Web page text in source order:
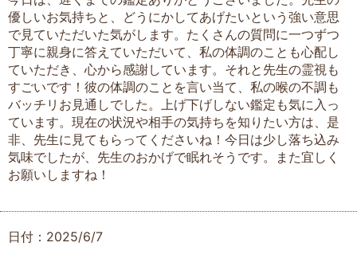
優しいお気持ちと、どうにかしてあげたいという強い意思
で見ていただいた気がします。たくさんの質問に一つずつ
丁寧に親身に答えていただいて、私の体調のことも心配し
ていただき、心から感謝しています。それと先生の霊視も
すごいです！彼の体調のことを言い当て、私の喉の不調も
バッチリお見通しでした。上げ下げしない鑑定も気に入っ
ています。現在の状況や相手の気持ちを知りたい方は、是
非、先生に見てもらってくださいね！今日は少し落ち込み
気味でしたが、先生のおかげで眠れそうです。また宜しく
お願いしますね！
日付：2025/6/7